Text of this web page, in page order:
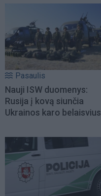
Pasaulis
Nauji ISW duomenys:
Rusija į kovą siunčia
Ukrainos karo belaisvius